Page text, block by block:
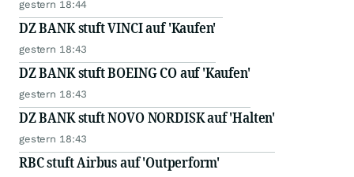
gestern 18:44
DZ BANK stuft VINCI auf 'Kaufen'
gestern 18:43
DZ BANK stuft BOEING CO auf 'Kaufen'
gestern 18:43
DZ BANK stuft NOVO NORDISK auf 'Halten'
gestern 18:43
RBC stuft Airbus auf 'Outperform'